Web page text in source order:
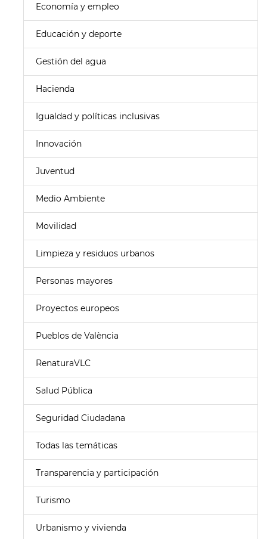
Economía y empleo
Educación y deporte
Gestión del agua
Hacienda
Igualdad y políticas inclusivas
Innovación
Juventud
Medio Ambiente
Movilidad
Limpieza y residuos urbanos
Personas mayores
Proyectos europeos
Pueblos de València
RenaturaVLC
Salud Pública
Seguridad Ciudadana
Todas las temáticas
Transparencia y participación
Turismo
Urbanismo y vivienda